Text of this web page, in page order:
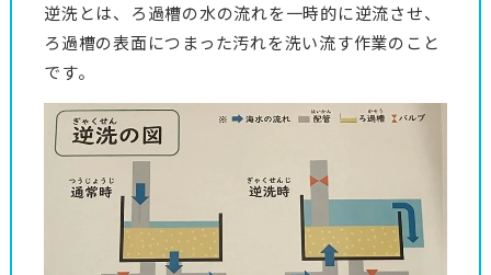
逆洗とは、ろ過槽の水の流れを一時的に逆流させ、
ろ過槽の表面につまった汚れを洗い流す作業のこと
です。